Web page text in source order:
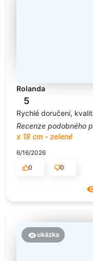
Rolanda
5
Rychlé doručení,
Recenze podobného
x 18 cm - zelené
6/16/2026
0
0
ukázka